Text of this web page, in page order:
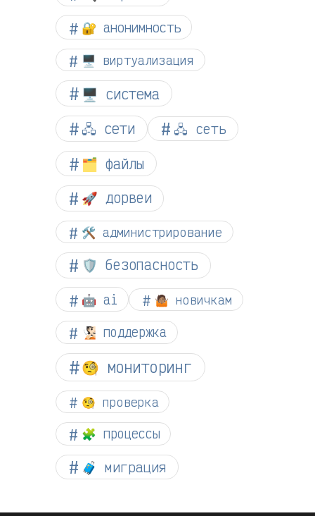
🔐 анонимность
🖥️ виртуализация
🖥️ система
🖧 сети
🖧 сеть
🗂️ файлы
🚀 дорвеи
🛠️ администрирование
🛡️ безопасность
🤖 ai 🤷🏽 новичкам
🧏🏻 поддержка
🧐 мониторинг
🧐 проверка
🧩 процессы
🧳 миграция